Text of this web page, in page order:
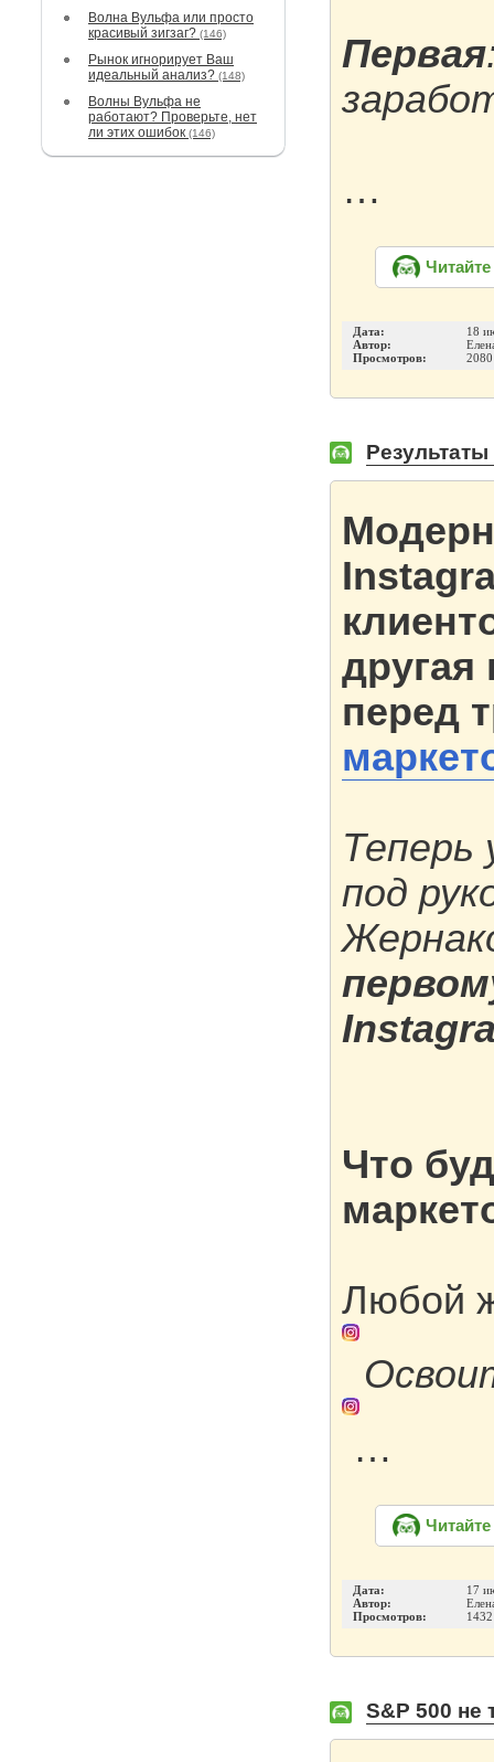
Волна Вульфа или просто
красивый зигзаг? (146)
Рынок игнорирует Ваш
идеальный анализ? (148)
Волны Вульфа не
работают? Проверьте, нет
ли этих ошибок (146)
Первая
…
Дата:
18
Автор:
Просмотров:
2080
другая
перед
под
Что
Любой
…
Дата:
17
Автор:
Просмотров:
1432
S&P 500 не